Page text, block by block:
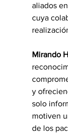
aliados
cuya
Mirando
y
solo
motiven
de los